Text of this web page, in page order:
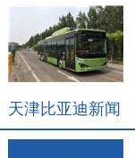
天津比亚迪新闻